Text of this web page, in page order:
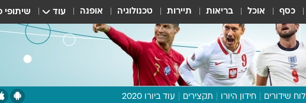
כסף אוכל בריאות תיירות טכנולוגיה אופנה עוד שיתופי
לוח שידורים חידון היורו תקצירים עוד ביורו 2020